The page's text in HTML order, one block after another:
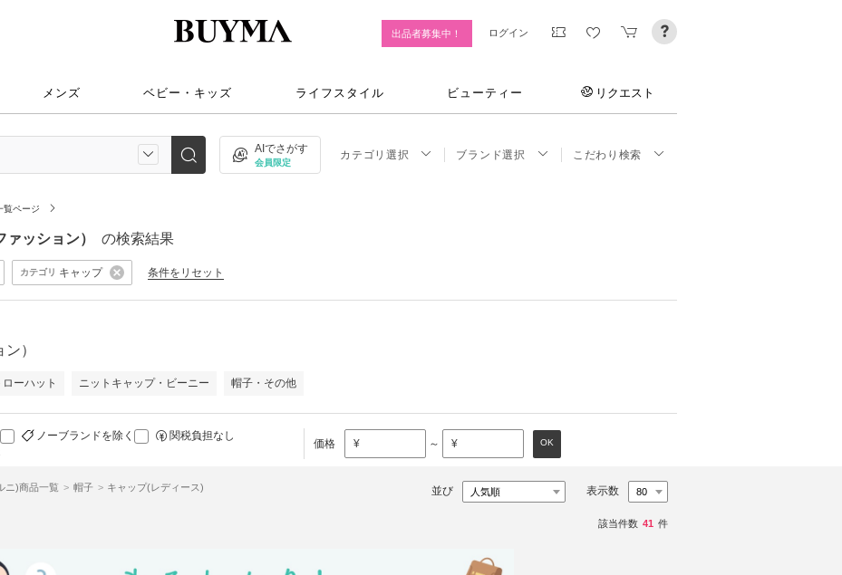
出品者募集中！ ログイン
メンズ ベビー・キッズ ライフスタイル ビューティー リクエスト
AIでさがす
会員限定
カテゴリ選択 ブランド選択 こだわり検索
覧ページ
ァッション） の検索結果
カテゴリ キャップ 条件をリセット
）
ローハット ニットキャップ・ビーニー 帽子・その他
ノーブランドを除く
関税負担なし
価格 ¥ ～ ¥ OK
ニ)商品一覧 帽子 キャップ(レディース) 並び 表示数
該当件数 41 件